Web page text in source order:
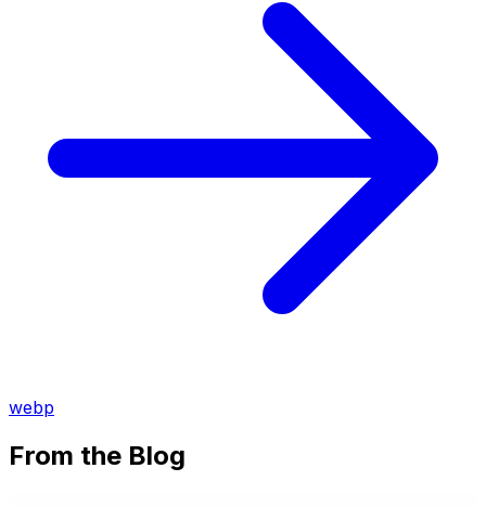
webp
From the Blog